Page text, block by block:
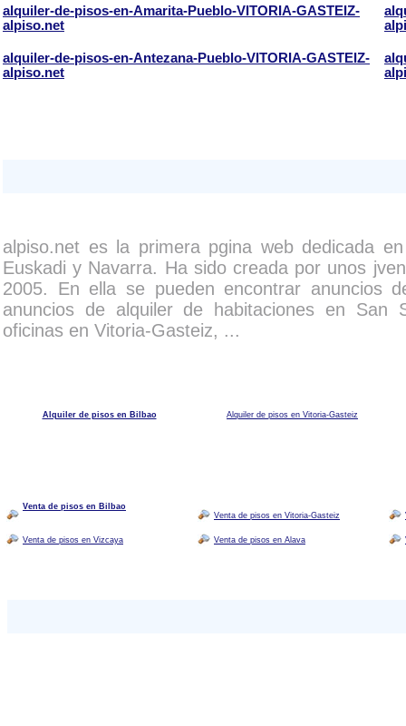
alquiler-de-pisos-en-Amarita-Pueblo-VITORIA-GASTEIZ-
alpiso.net
alquiler-de-pisos-en-Antezana-Pueblo-VITORIA-GASTEIZ-
alpiso.net
alpiso.net es la primera pgina web dedicada
Euskadi y Navarra. Ha sido creada por unos
2005. En ella se pueden encontrar anuncios
anuncios de alquiler de habitaciones en San
oficinas en Vitoria-Gasteiz, ...
Alquiler de pisos en Bilbao Alquiler de pisos en Vitoria-Gasteiz
Venta de pisos en Bilbao
Venta de pisos en Vitoria-Gasteiz
Venta de pisos en Vizcaya Venta de pisos en Alava